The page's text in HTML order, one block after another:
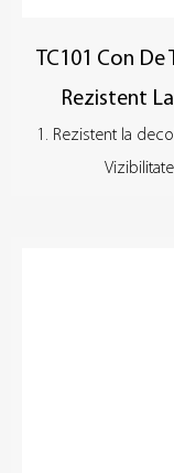
TC101 Con
Rezistent
1. Rezistent la